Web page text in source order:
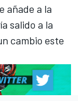
añade a la
salido a la
cambio este